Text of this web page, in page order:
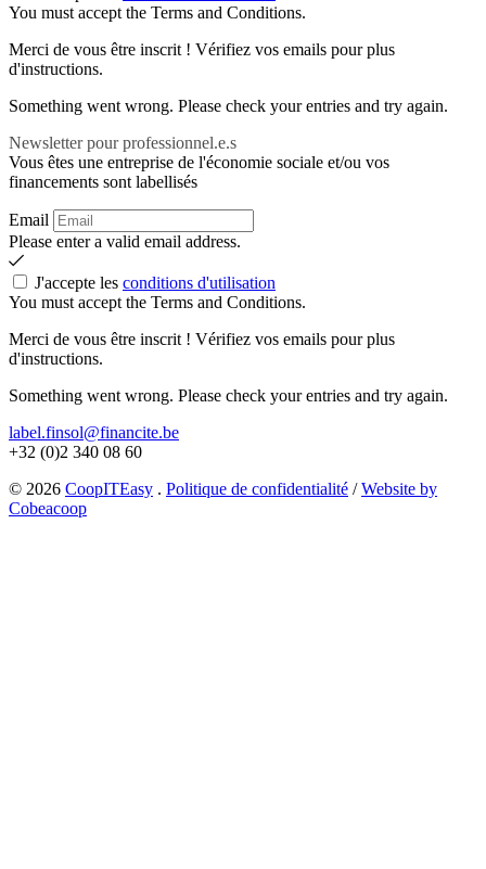
You must accept the Terms and Conditions.
Merci de vous être inscrit ! Vérifiez vos emails pour plus
d'instructions.
Something went wrong. Please check your entries and try again.
Newsletter pour professionnel.e.s
Vous êtes une entreprise de l'économie sociale et/ou vos
financements sont labellisés
Email
Please enter a valid email address.
J'accepte les conditions d'utilisation
You must accept the Terms and Conditions.
Merci de vous être inscrit ! Vérifiez vos emails pour plus
d'instructions.
Something went wrong. Please check your entries and try again.
label.finsol@financite.be
+32 (0)2 340 08 60
© 2026 CoopITEasy . Politique de confidentialité /Website by
Cobeacoop